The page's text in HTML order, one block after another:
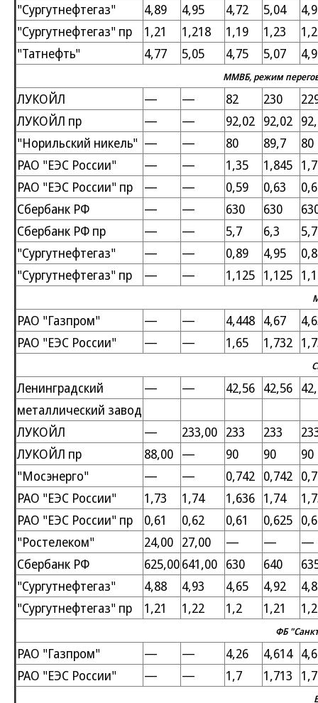
"Сургутнефтегаз"
4,89 4,95 4,72 5,04
"Сургутнефтегаз" пр
1,21 1,218 1,19 1,23
"Татнефть"
4,77 5,05 4,75 5,07
ММВБ, режим
ЛУКОЙЛ — — 82 230
ЛУКОЙЛ пр
— — 92,02 92,02
"Норильский никель" — — 80 89,7
80
РАО "ЕЭС России"
— — 1,35 1,845
РАО "ЕЭС России" пр
— — 0,59 0,63
Сбербанк РФ
— — 630 630
Сбербанк РФ пр
— — 5,7 6,3
5,7
"Сургутнефтегаз"
— — 0,89 4,95
"Сургутнефтегаз" пр
— — 1,125 1,125
РАО "Газпром" — — 4,448 4,67
РАО "ЕЭС России"
— — 1,65 1,732
Ленинградский — — 42,56 42,56
металлический завод
ЛУКОЙЛ
— 233,00 233 233
ЛУКОЙЛ пр
88,00 — 90 90
90
"Мосэнерго"
— — 0,742 0,742
РАО "ЕЭС России"
1,73 1,74 1,636 1,74
РАО "ЕЭС России" пр
0,61 0,62 0,61 0,625
"Ростелеком"
24,00 27,00 — —
—
Сбербанк РФ
625,00641,00 630 640
"Сургутнефтегаз"
4,88 4,93 4,65 4,92
"Сургутнефтегаз" пр
1,21 1,22 1,2 1,21
ФБ
РАО "Газпром" — — 4,26 4,614
РАО "ЕЭС России"
— — 1,7 1,713